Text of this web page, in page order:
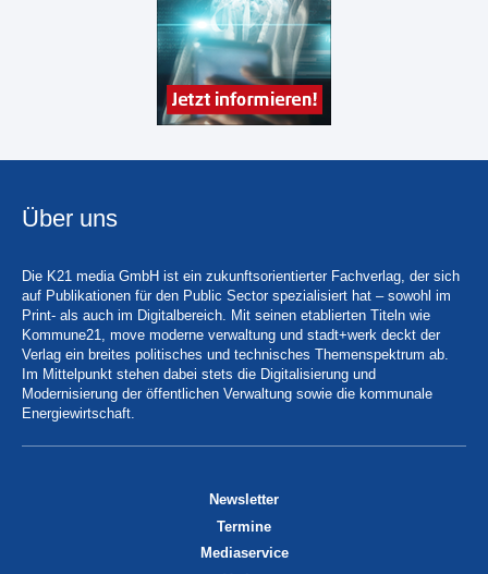
Über uns
Die K21 media GmbH ist ein zukunftsorientierter Fachverlag, der sich
auf Publikationen für den Public Sector spezialisiert hat – sowohl im
Print- als auch im Digitalbereich. Mit seinen etablierten Titeln wie
Kommune21, move moderne verwaltung und stadt+werk deckt der
Verlag ein breites politisches und technisches Themenspektrum ab.
Im Mittelpunkt stehen dabei stets die Digitalisierung und
Modernisierung der öffentlichen Verwaltung sowie die kommunale
Energiewirtschaft.
Newsletter
Termine
Mediaservice